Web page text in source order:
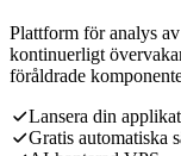
Plattform för analys
kontinuerligt
föråldrade
Lansera din
Gratis automatiska